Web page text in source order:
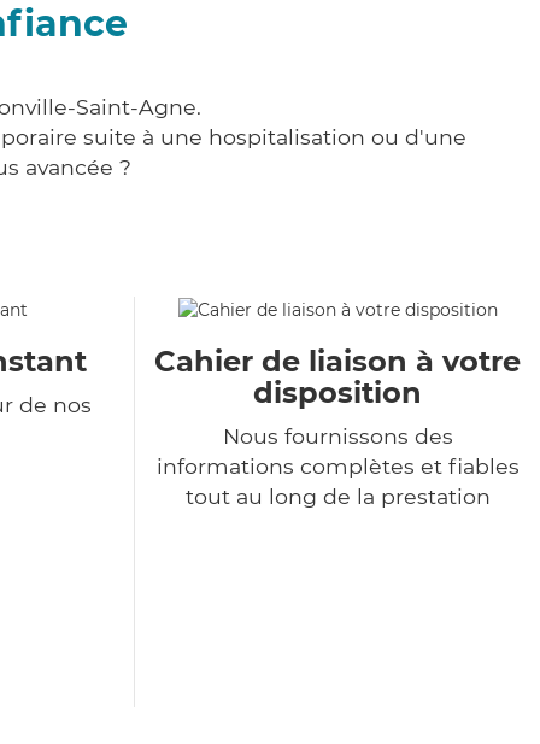
Saint-Agne.
suite à une hospitalisation ou d'une
avancée ?
de nos
Cahier de liaison à votre
disposition
Nous fournissons des
informations complètes et fiables
tout au long de la prestation